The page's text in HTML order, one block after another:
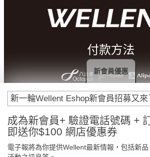
付款方法
新一輪Wellent Eshop新會員招募又來
成為新會員+ 驗證電話號碼 +
即送你$100 網店優惠券
電子報將為你提供Wellent最新情報，包括新品
新會員優惠